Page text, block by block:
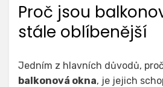
Proč jsou
stále oblíbenější
Jedním z hlavních důvodů,
balkonová okna, je jejich